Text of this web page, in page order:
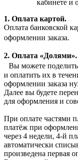
кабинете и
1. Оплата картой.
Оплата банковской
оформлении заказа.
2. Оплата «Долями».
Вы можете поделить
и оплатить их в
оформлении заказа
Далее вы будете
для оформления и
При оплате частями
платёж при
через 4 недели, 4-й
автоматически
произведена первая